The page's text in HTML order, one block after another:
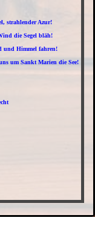
strahlender Azur!
die Segel bläh!
und Himmel fahren!
um Sankt Marien die See!